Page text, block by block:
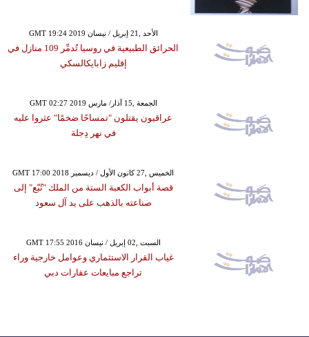
GMT 19:24 2019 الأحد ,21 إبريل / نيسان
الحرائق الطبيعية في روسيا تُدمِّر 109 منازل في
إقليم زابايكالسكي
GMT 02:27 2019 الجمعة ,15 آذار/ مارس
عراقيون يقتلون "تمساحًا ضخمًا" عثروا عليه
في نهر دِجلة
GMT 17:00 2018 الخميس ,27 كانون الأول / ديسمبر
قصة أبواب الكعبة الستة من الملك "تُبّع" إلى
صناعته بالذهب على يد آل سعود
GMT 17:55 2016 السبت ,02 إبريل / نيسان
غياب القرار الاستثماري وعوامل خارجية وراء
تراجع مبايعات عقارات دبي